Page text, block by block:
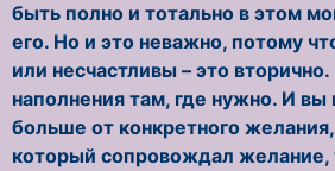
быть полно и тотально в этом
его. Но и это неважно, потому
или несчастливы – это
наполнения там, где нужно. И вы
больше от конкретного желания,
который сопровождал желание,